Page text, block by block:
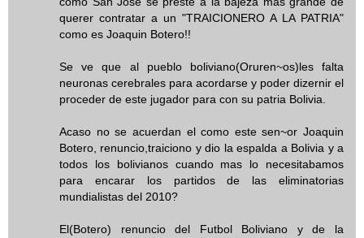
querer contratar a un "TRAICIONERO A LA PATRIA"
como es Joaquin Botero!!
Se ve que al pueblo boliviano(Oruren~os)les falta
neuronas cerebrales para acordarse y poder dizernir el
proceder de este jugador para con su patria Bolivia.
Acaso no se acuerdan el como este sen~or Joaquin
Botero, renuncio,traiciono y dio la espalda a Bolivia y a
todos los bolivianos cuando mas lo necesitabamos
para encarar los partidos de las eliminatorias
mundialistas del 2010?
El(Botero) renuncio del Futbol Boliviano y de la